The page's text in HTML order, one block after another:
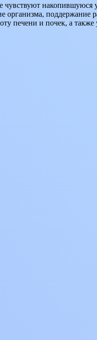
поддержание
печени и почек, а